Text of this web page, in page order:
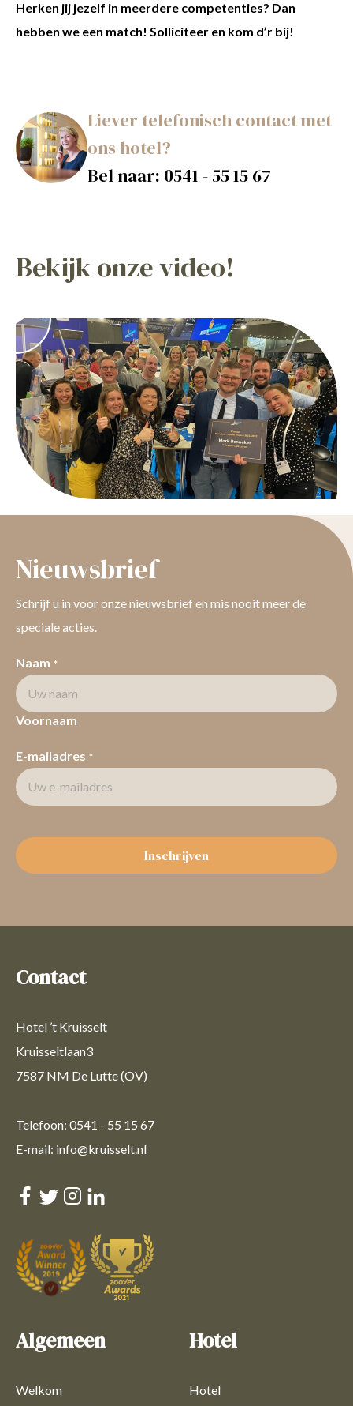
Herken jij jezelf in meerdere competenties? Dan
hebben we een match! Solliciteer en kom d’r bij!
Liever telefonisch contact met
ons hotel?
Bel naar: 0541 - 55 15 67
Bekijk onze video!
Nieuwsbrief
Schrijf u in voor onze nieuwsbrief en mis nooit meer de
speciale acties.
Naam *
Voornaam
E-mailadres *
Inschrijven
Contact
Hotel ’t Kruisselt
Kruisseltlaan3
7587 NM De Lutte (OV)
Telefoon: 0541 - 55 15 67
E-mail: info@kruisselt.nl
Algemeen
Welkom
Hotel
Hotel